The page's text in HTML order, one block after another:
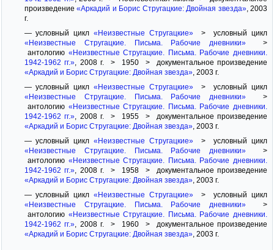
произведение«Аркадий и Борис Стругацкие: Двойная звезда», 2003
г.
— условный цикл «Неизвестные Стругацкие»> условный цикл
«Неизвестные Стругацкие. Письма. Рабочие дневники» >
антологию «Неизвестные Стругацкие. Письма. Рабочие дневники.
1942-1962 гг.» , 2008 г. > 1950 > документальное произведение
«Аркадий и Борис Стругацкие: Двойная звезда», 2003 г.
— условный цикл «Неизвестные Стругацкие»> условный цикл
«Неизвестные Стругацкие. Письма. Рабочие дневники» >
антологию «Неизвестные Стругацкие. Письма. Рабочие дневники.
1942-1962 гг.» , 2008 г. > 1955 > документальное произведение
«Аркадий и Борис Стругацкие: Двойная звезда», 2003 г.
— условный цикл «Неизвестные Стругацкие»> условный цикл
«Неизвестные Стругацкие. Письма. Рабочие дневники» >
антологию «Неизвестные Стругацкие. Письма. Рабочие дневники.
1942-1962 гг.» , 2008 г. > 1958 > документальное произведение
«Аркадий и Борис Стругацкие: Двойная звезда», 2003 г.
— условный цикл «Неизвестные Стругацкие»> условный цикл
«Неизвестные Стругацкие. Письма. Рабочие дневники» >
антологию «Неизвестные Стругацкие. Письма. Рабочие дневники.
1942-1962 гг.» , 2008 г. > 1960 > документальное произведение
«Аркадий и Борис Стругацкие: Двойная звезда», 2003 г.